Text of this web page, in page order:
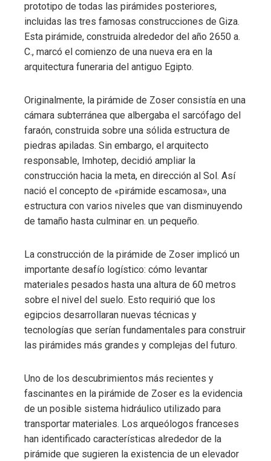
prototipo de todas las pirámides posteriores,
incluidas las tres famosas construcciones de Giza.
Esta pirámide, construida alrededor del año 2650 a.
C., marcó el comienzo de una nueva era en la
arquitectura funeraria del antiguo Egipto.
Originalmente, la pirámide de Zoser consistía en una
cámara subterránea que albergaba el sarcófago del
faraón, construida sobre una sólida estructura de
piedras apiladas. Sin embargo, el arquitecto
responsable, Imhotep, decidió ampliar la
construcción hacia la meta, en dirección al Sol. Así
nació el concepto de «pirámide escamosa», una
estructura con varios niveles que van disminuyendo
de tamaño hasta culminar en. un pequeño.
La construcción de la pirámide de Zoser implicó un
importante desafío logístico: cómo levantar
materiales pesados ​​hasta una altura de 60 metros
sobre el nivel del suelo. Esto requirió que los
egipcios desarrollaran nuevas técnicas y
tecnologías que serían fundamentales para construir
las pirámides más grandes y complejas del futuro.
Uno de los descubrimientos más recientes y
fascinantes en la pirámide de Zoser es la evidencia
de un posible sistema hidráulico utilizado para
transportar materiales. Los arqueólogos franceses
han identificado características alrededor de la
pirámide que sugieren la existencia de un elevador